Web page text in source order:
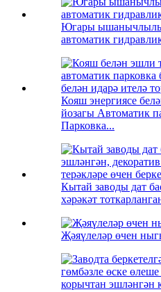
Югары
автоматик
Кояш энергиясе
йозагы Автоматик
Парковка...
Кытай заводы дат
хәрәкәт
Җәяүлеләр өчен